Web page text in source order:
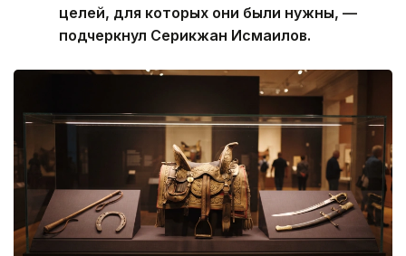
целей, для которых они были нужны, —
подчеркнул Серикжан Исмаилов.